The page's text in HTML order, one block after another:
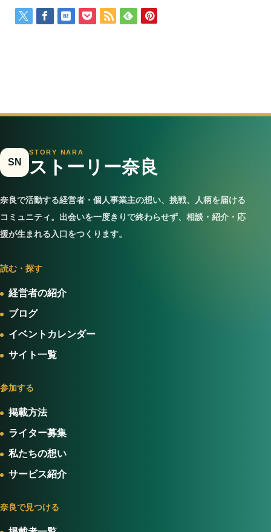
SN
STORY NARA
ストーリー奈良
奈良で活動する経営者・個人事業主の想い、挑戦、人柄を届ける
コミュニティ。出会いを一度きりで終わらせず、相談・紹介・応
援が生まれる入口をつくります。
読む・探す
経営者の紹介
ブログ
イベントカレンダー
サイト一覧
参加する
掲載方法
ライター募集
私たちの想い
サービス紹介
奈良で見つける